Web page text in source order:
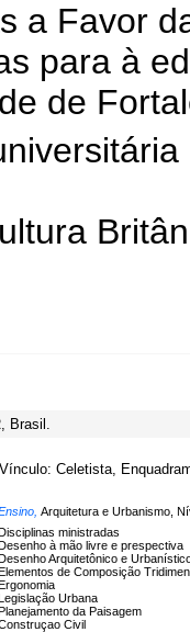
a Favor
para à
de
Brasil.
Vínculo: Celetista,
Arquitetura e Urbanismo,
ministradas
à mão livre e prespectiva
Arquitetônico e
de Composição
Urbana
da Paisagem
Civil